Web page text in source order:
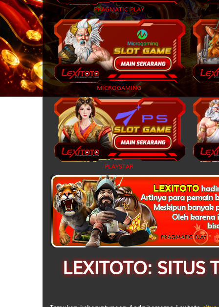
38
39
40
42
43
44
45
46
47
49
PRAGMATIC PLAY
MICROGAMING
PLAYSTAR
LEXITOTO: